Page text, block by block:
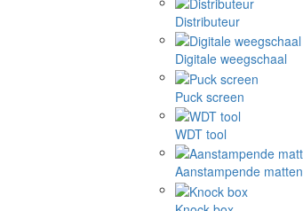
Distributeur
Digitale weegschaal
Puck screen
WDT tool
Aanstampende matten